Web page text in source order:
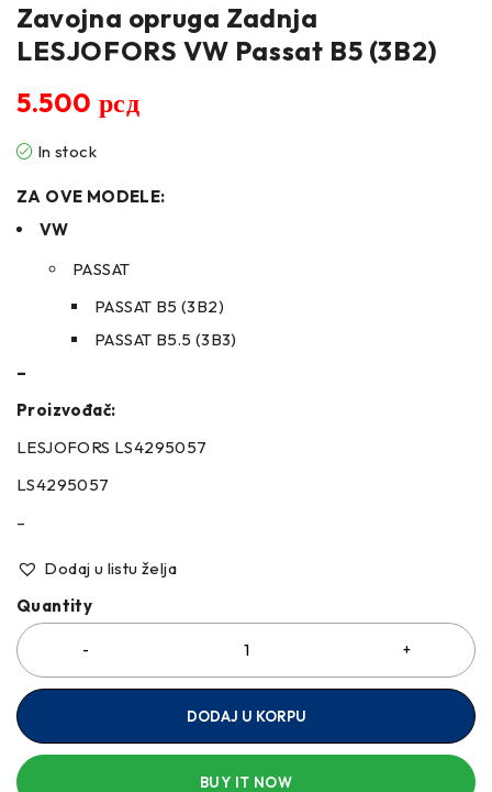
Zavojna opruga Zadnja
LESJOFORS VW Passat B5 (3B2)
5.500 рсд
In stock
ZA OVE MODELE:
VW
PASSAT
PASSAT B5 (3B2)
PASSAT B5.5 (3B3)
–
Proizvođač:
LESJOFORS LS4295057
LS4295057
–
Dodaj u listu želja
Quantity
DODAJ U KORPU
BUY IT NOW